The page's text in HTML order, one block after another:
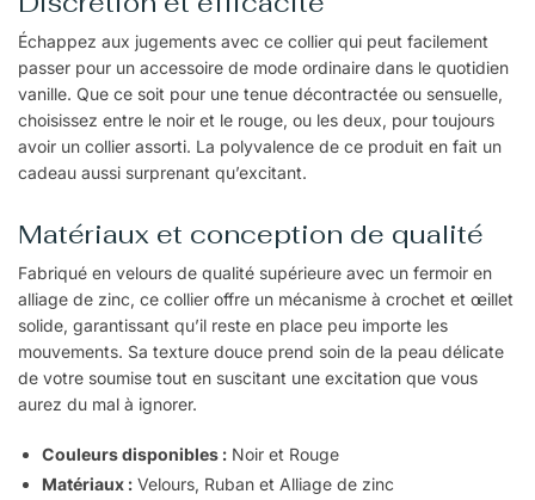
Échappez aux jugements avec ce collier qui peut facilement
passer pour un accessoire de mode ordinaire dans le quotidien
vanille. Que ce soit pour une tenue décontractée ou sensuelle,
choisissez entre le noir et le rouge, ou les deux, pour toujours
avoir un collier assorti. La polyvalence de ce produit en fait un
cadeau aussi surprenant qu’excitant.
Matériaux et conception de qualité
Fabriqué en velours de qualité supérieure avec un fermoir en
alliage de zinc, ce collier offre un mécanisme à crochet et œillet
solide, garantissant qu’il reste en place peu importe les
mouvements. Sa texture douce prend soin de la peau délicate
de votre soumise tout en suscitant une excitation que vous
aurez du mal à ignorer.
Couleurs disponibles : Noir et Rouge
Matériaux : Velours, Ruban et Alliage de zinc